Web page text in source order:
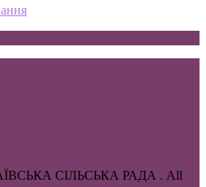
СІЛЬСЬКА РАДА . All